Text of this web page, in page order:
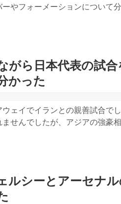
ーやフォーメーションについて
がら日本代表の試
かった
ェイでイランとの親善試合で
せんでしたが、アジアの強豪
ルシーとアーセナ